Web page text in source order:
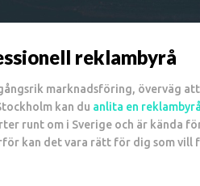
reklambyrå
marknadsföring, överväg
kan du anlita en
runt om i Sverige och är kända
kan det vara rätt för dig som vill